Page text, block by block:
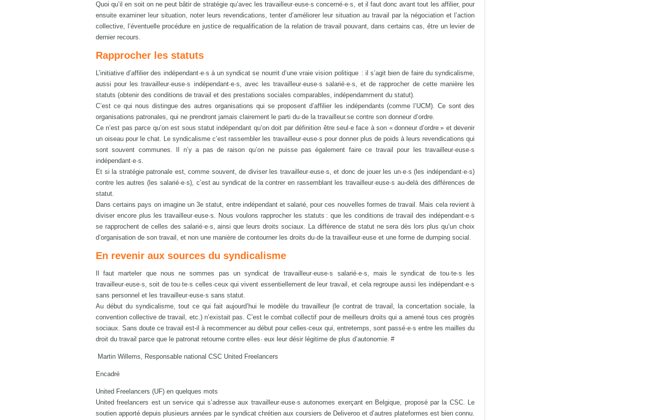
Quoi qu’il en soit on ne peut bâtir de stratégie qu’avec les travailleur·euse·s concerné·e·s, et il faut donc avant tout les affilier, pour
ensuite examiner leur situation, noter leurs revendications, tenter d’améliorer leur situation au travail par la négociation et l’action
collective, l’éventuelle procédure en justice de requalification de la relation de travail pouvant, dans certains cas, être un levier de
dernier recours.
Rapprocher les statuts
L’initiative d’affilier des indépendant·e·s à un syndicat se nourrit d’une vraie vision politique : il s’agit bien de faire du syndicalisme,
aussi pour les travailleur·euse·s indépendant·e·s, avec les travailleur·euse·s salarié·e·s, et de rapprocher de cette manière les
statuts (obtenir des conditions de travail et des prestations sociales comparables, indépendamment du statut).
C’est ce qui nous distingue des autres organisations qui se proposent d’affilier les indépendants (comme l’UCM). Ce sont des
organisations patronales, qui ne prendront jamais clairement le parti du·de la travailleur.se contre son donneur d’ordre.
Ce n’est pas parce qu’on est sous statut indépendant qu’on doit par définition être seul·e face à son « donneur d’ordre » et devenir
un oiseau pour le chat. Le syndicalisme c’est rassembler les travailleur·euse·s pour donner plus de poids à leurs revendications qui
sont souvent communes. Il n’y a pas de raison qu’on ne puisse pas également faire ce travail pour les travailleur·euse·s
indépendant·e·s.
Et si la stratégie patronale est, comme souvent, de diviser les travailleur·euse·s, et donc de jouer les un·e·s (les indépendant·e·s)
contre les autres (les salarié·e·s), c’est au syndicat de la contrer en rassemblant les travailleur·euse·s au-delà des différences de
statut.
Dans certains pays on imagine un 3e statut, entre indépendant et salarié, pour ces nouvelles formes de travail. Mais cela revient à
diviser encore plus les travailleur·euse·s. Nous voulons rapprocher les statuts : que les conditions de travail des indépendant·e·s
se rapprochent de celles des salarié·e·s, ainsi que leurs droits sociaux. La différence de statut ne sera dès lors plus qu’un choix
d’organisation de son travail, et non une manière de contourner les droits du·de la travailleur·euse et une forme de dumping social.
En revenir aux sources du syndicalisme
Il faut marteler que nous ne sommes pas un syndicat de travailleur·euse·s salarié·e·s, mais le syndicat de tou·te·s les
travailleur·euse·s, soit de tou·te·s celles·ceux qui vivent essentiellement de leur travail, et cela regroupe aussi les indépendant·e·s
sans personnel et les travailleur·euse·s sans statut.
Au début du syndicalisme, tout ce qui fait aujourd’hui le modèle du travailleur (le contrat de travail, la concertation sociale, la
convention collective de travail, etc.) n’existait pas. C’est le combat collectif pour de meilleurs droits qui a amené tous ces progrès
sociaux. Sans doute ce travail est-il à recommencer au début pour celles·ceux qui, entretemps, sont passé·e·s entre les mailles du
droit du travail parce que le patronat retourne contre elles· eux leur désir légitime de plus d’autonomie. #
Martin Willems, Responsable national CSC United Freelancers
Encadré
United Freelancers (UF) en quelques mots
United freelancers est un service qui s’adresse aux travailleur·euse·s autonomes exerçant en Belgique, proposé par la CSC. Le
soutien apporté depuis plusieurs années par le syndicat chrétien aux coursiers de Deliveroo et d’autres plateformes est bien connu.